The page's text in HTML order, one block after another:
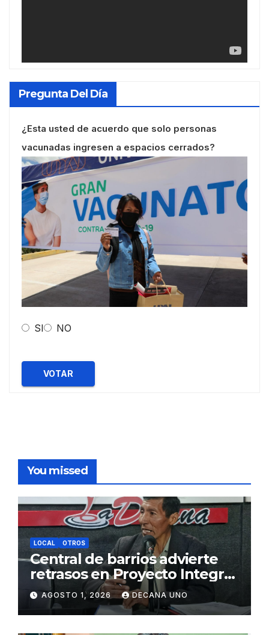
Pregunta Del Día
¿Esta usted de acuerdo que solo personas
vacunadas ingresen a espacios cerrados?
SI NO
VOTAR
You missed
LOCAL OTROS
Central de barrios advierte
retrasos en Proyecto Integral
de Agua y Alcantarillado para
Juliaca
AGOSTO 1, 2026 DECANA UNO